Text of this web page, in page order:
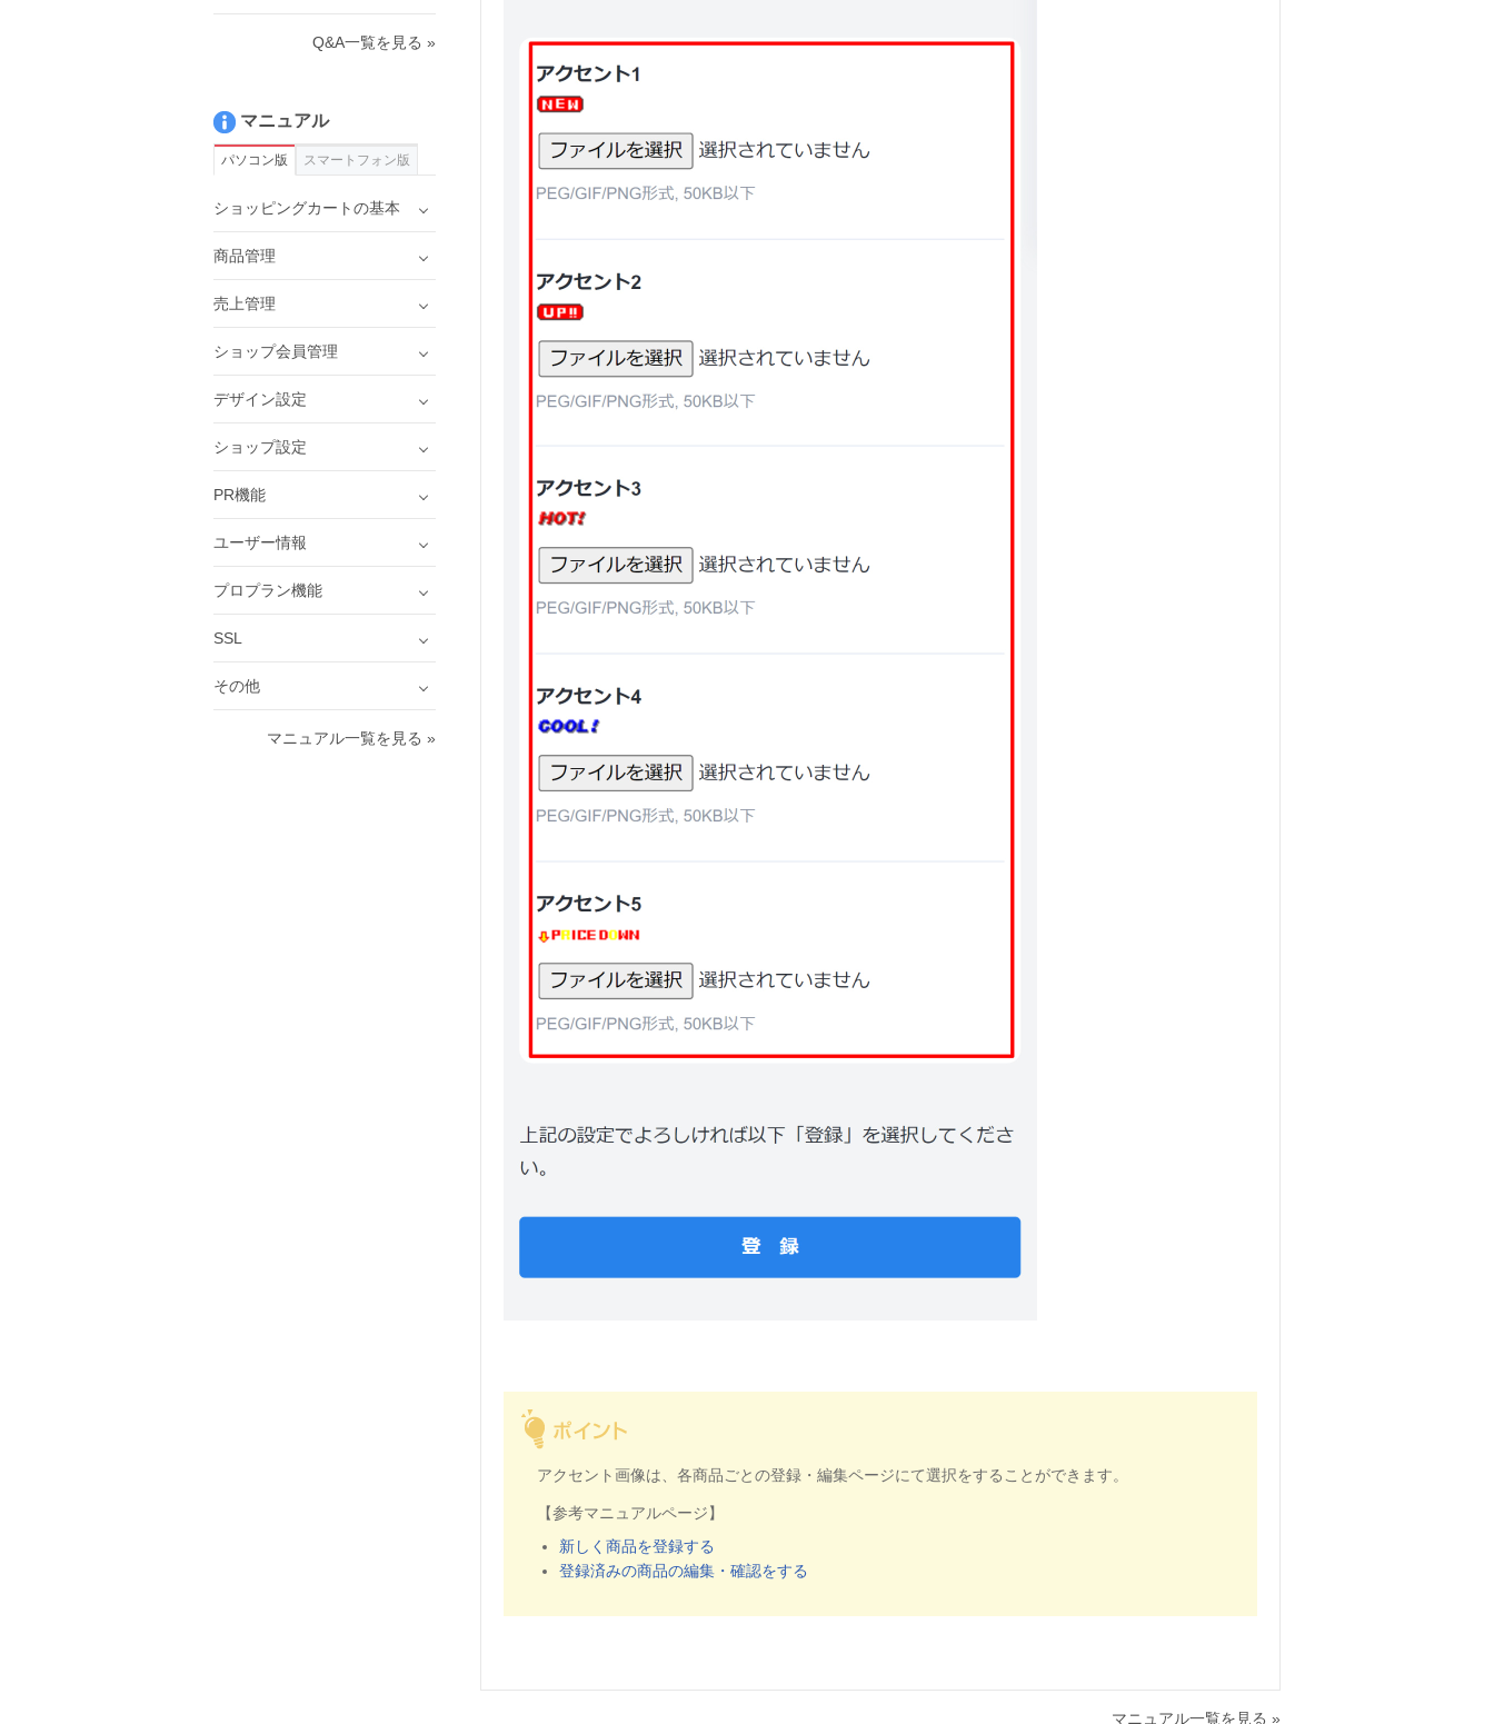
アクセント画像は、各商品ごとの登録・編集ページにて選択をすることができます。
【参考マニュアルページ】
新しく商品を登録する
登録済みの商品の編集・確認をする
マニュアル一覧を見る »
Q&A一覧を見る »
マニュアル
パソコン版 スマートフォン版
ショッピングカートの基本
商品管理
売上管理
ショップ会員管理
デザイン設定
ショップ設定
PR機能
ユーザー情報
プロプラン機能
SSL
その他
マニュアル一覧を見る »